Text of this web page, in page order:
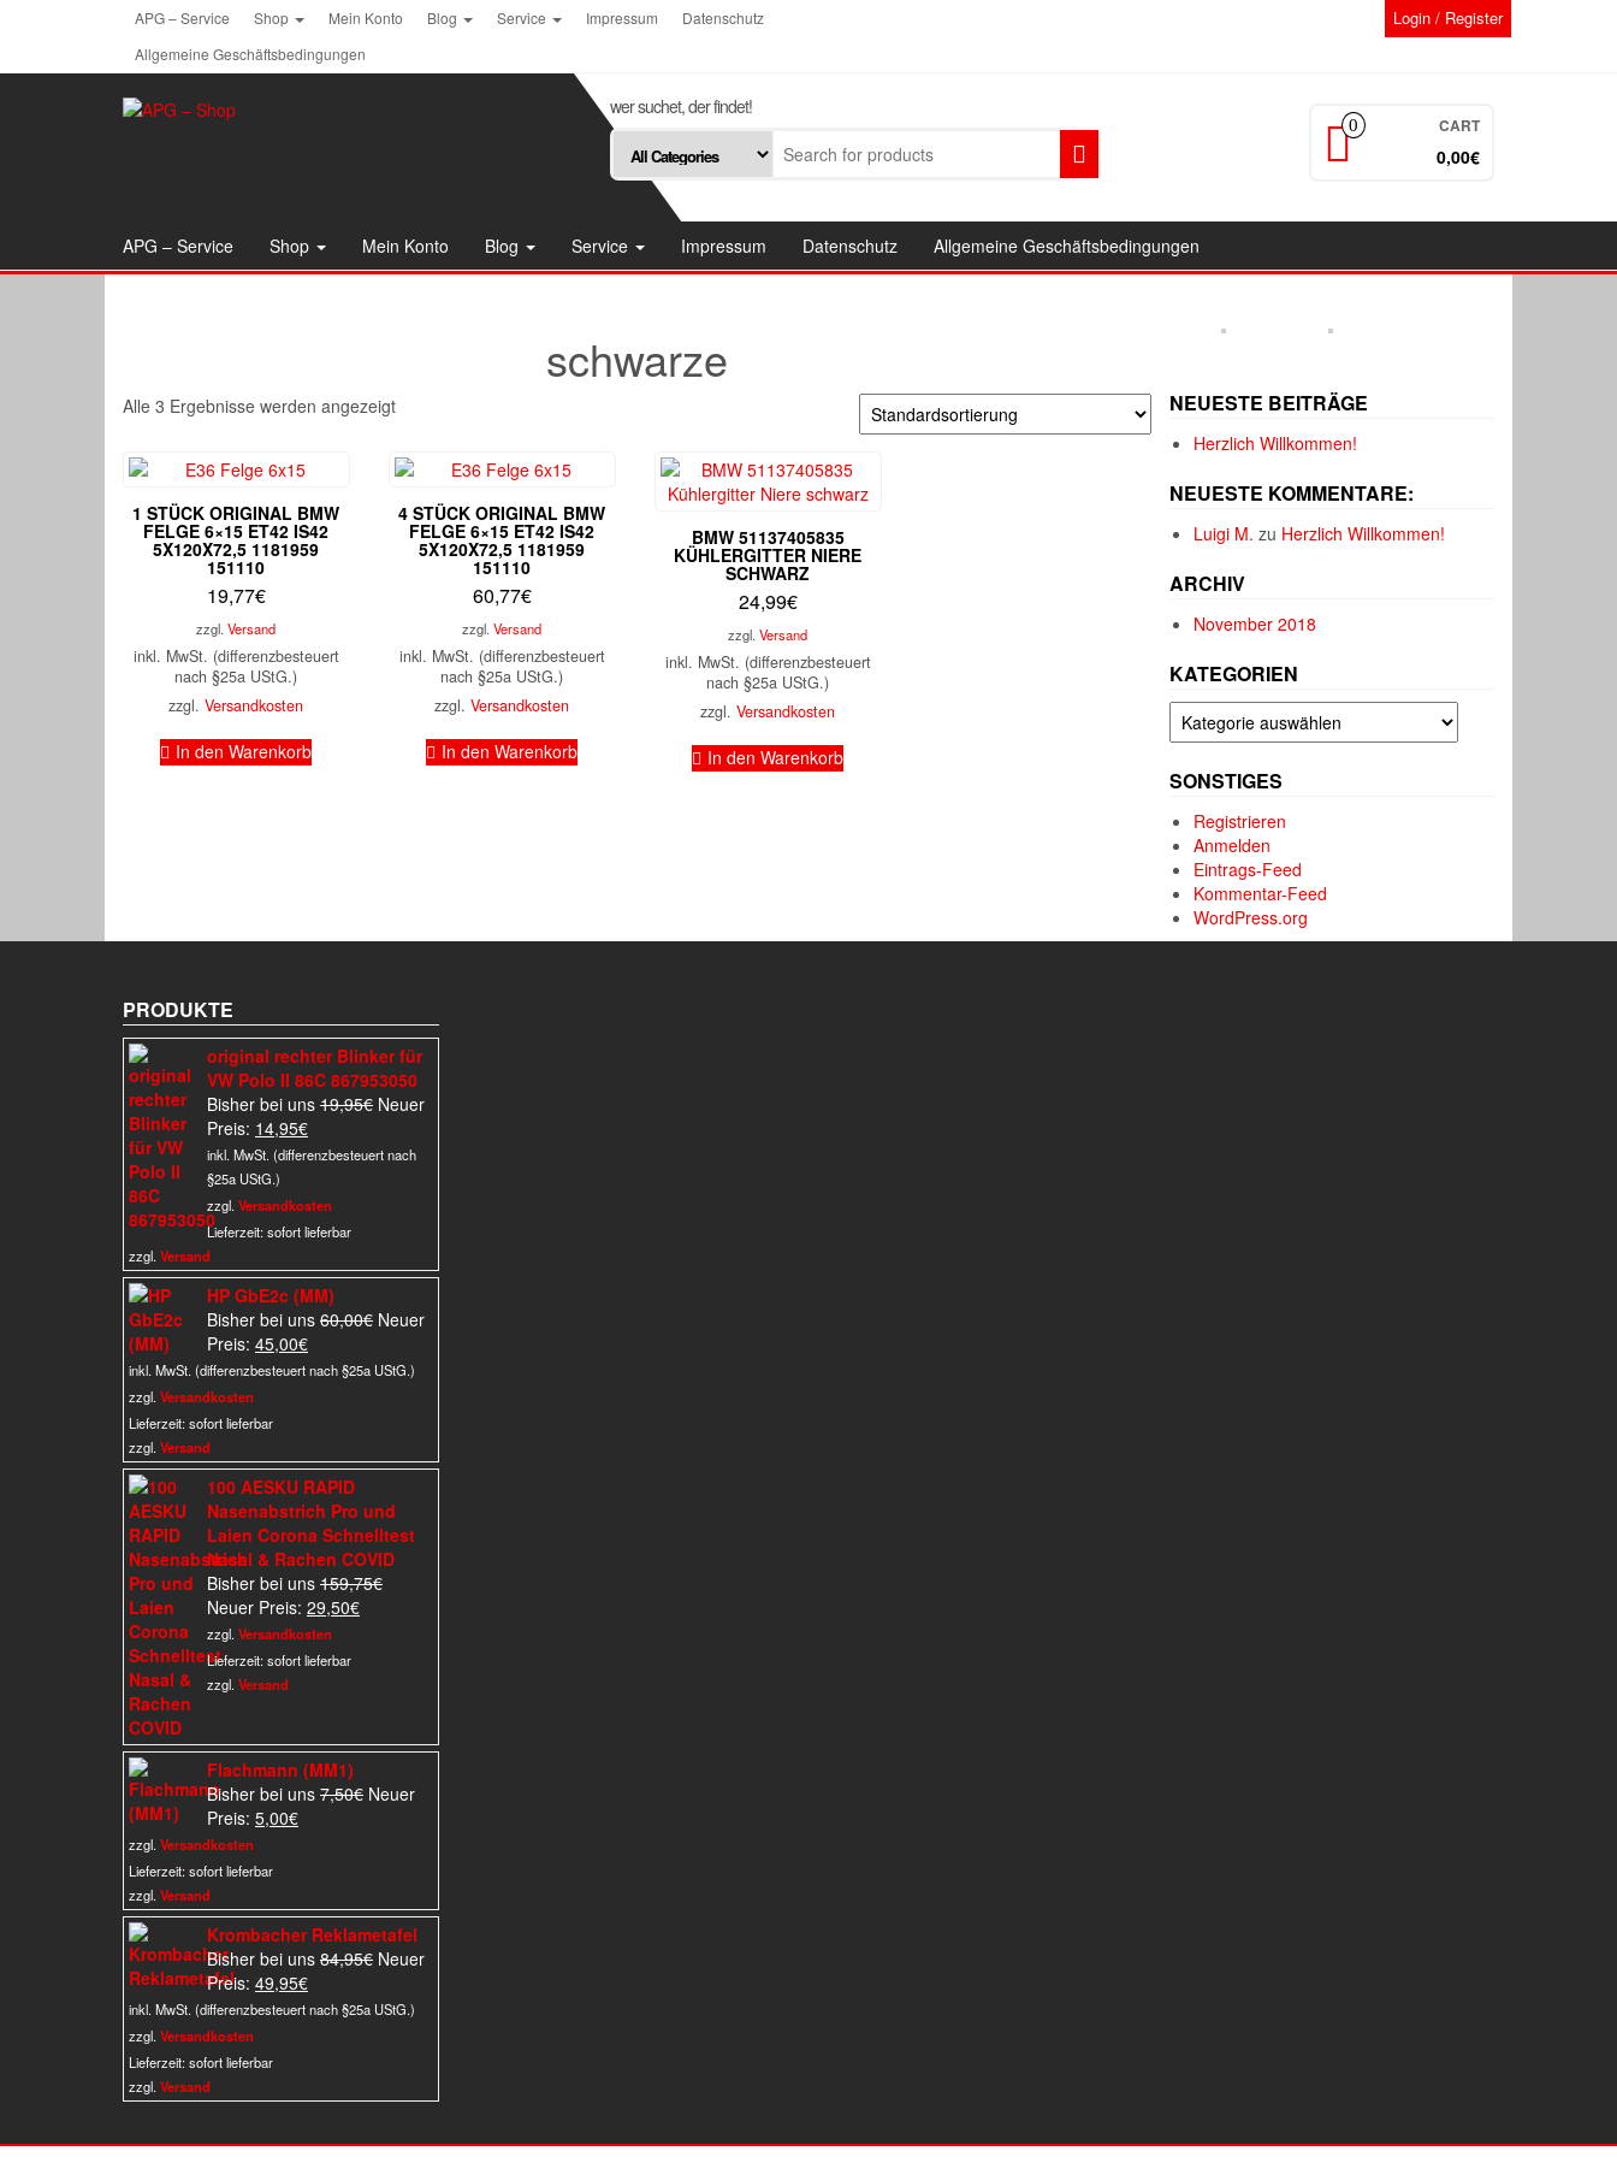
APG – Service Shop Mein Konto Blog Service Impressum
Datenschutz
Allgemeine Geschäftsbedingungen
Login / Register
wer suchet, der findet!
0 CART
0,00€
APG – Service Shop Mein Konto Blog Service Impressum Datenschutz Allgemeine Geschäftsbedingungen
schwarze
Alle 3 Ergebnisse werden angezeigt
1 STÜCK ORIGINAL BMW
FELGE 6×15 ET42 IS42
5X120X72,5 1181959
151110
19,77€
zzgl.Versand
inkl. MwSt. (differenzbesteuert
nach §25a UStG.)
zzgl.Versandkosten
In den Warenkorb
4 STÜCK ORIGINAL BMW
FELGE 6×15 ET42 IS42
5X120X72,5 1181959
151110
60,77€
zzgl.Versand
inkl. MwSt. (differenzbesteuert
nach §25a UStG.)
zzgl.Versandkosten
In den Warenkorb
BMW 51137405835
KÜHLERGITTER NIERE
SCHWARZ
24,99€
zzgl.Versand
inkl. MwSt. (differenzbesteuert
nach §25a UStG.)
zzgl.Versandkosten
In den Warenkorb
NEUESTE BEITRÄGE
Herzlich Willkommen!
NEUESTE KOMMENTARE:
Luigi M. zu Herzlich Willkommen!
ARCHIV
November 2018
KATEGORIEN
Kategorien
SONSTIGES
Registrieren
Anmelden
Eintrags-Feed
Kommentar-Feed
WordPress.org
PRODUKTE
original rechter Blinker für
VW Polo II 86C 867953050
Bisher bei uns 19,95€ Ursprünglicher
war:
Neuer
Preis: 14,95€Aktueller
Preis
14,95€.
inkl. MwSt. (differenzbesteuert nach
§25a UStG.)
zzgl. Versandkosten
Lieferzeit:sofort lieferbar
zzgl. Versand
HP GbE2c (MM)
Bisher bei uns 60,00€ Ursprünglicher
war:
Neuer
Preis: 45,00€Aktueller
Preis
inkl. MwSt. (differenzbesteuert nach §25a UStG.)
zzgl. Versandkosten
Lieferzeit:sofort lieferbar
zzgl. Versand
100 AESKU RAPID
Nasenabstrich Pro und
Laien Corona Schnelltest
Nasal & Rachen COVID
Bisher bei uns 159,75€Ursprünglicher
Neuer Preis: 29,50€Aktueller
zzgl. Versandkosten
Lieferzeit:sofort lieferbar
zzgl. Versand
Flachmann (MM1)
Bisher bei uns 7,50€ Ursprünglicher
Neuer
Preis: 5,00€Aktueller
zzgl. Versandkosten
Lieferzeit:sofort lieferbar
zzgl. Versand
Krombacher Reklametafel
Bisher bei uns 84,95€ Ursprünglicher
war:
Neuer
Preis: 49,95€Aktueller
Preis
inkl. MwSt. (differenzbesteuert nach §25a UStG.)
zzgl. Versandkosten
Lieferzeit:sofort lieferbar
zzgl. Versand